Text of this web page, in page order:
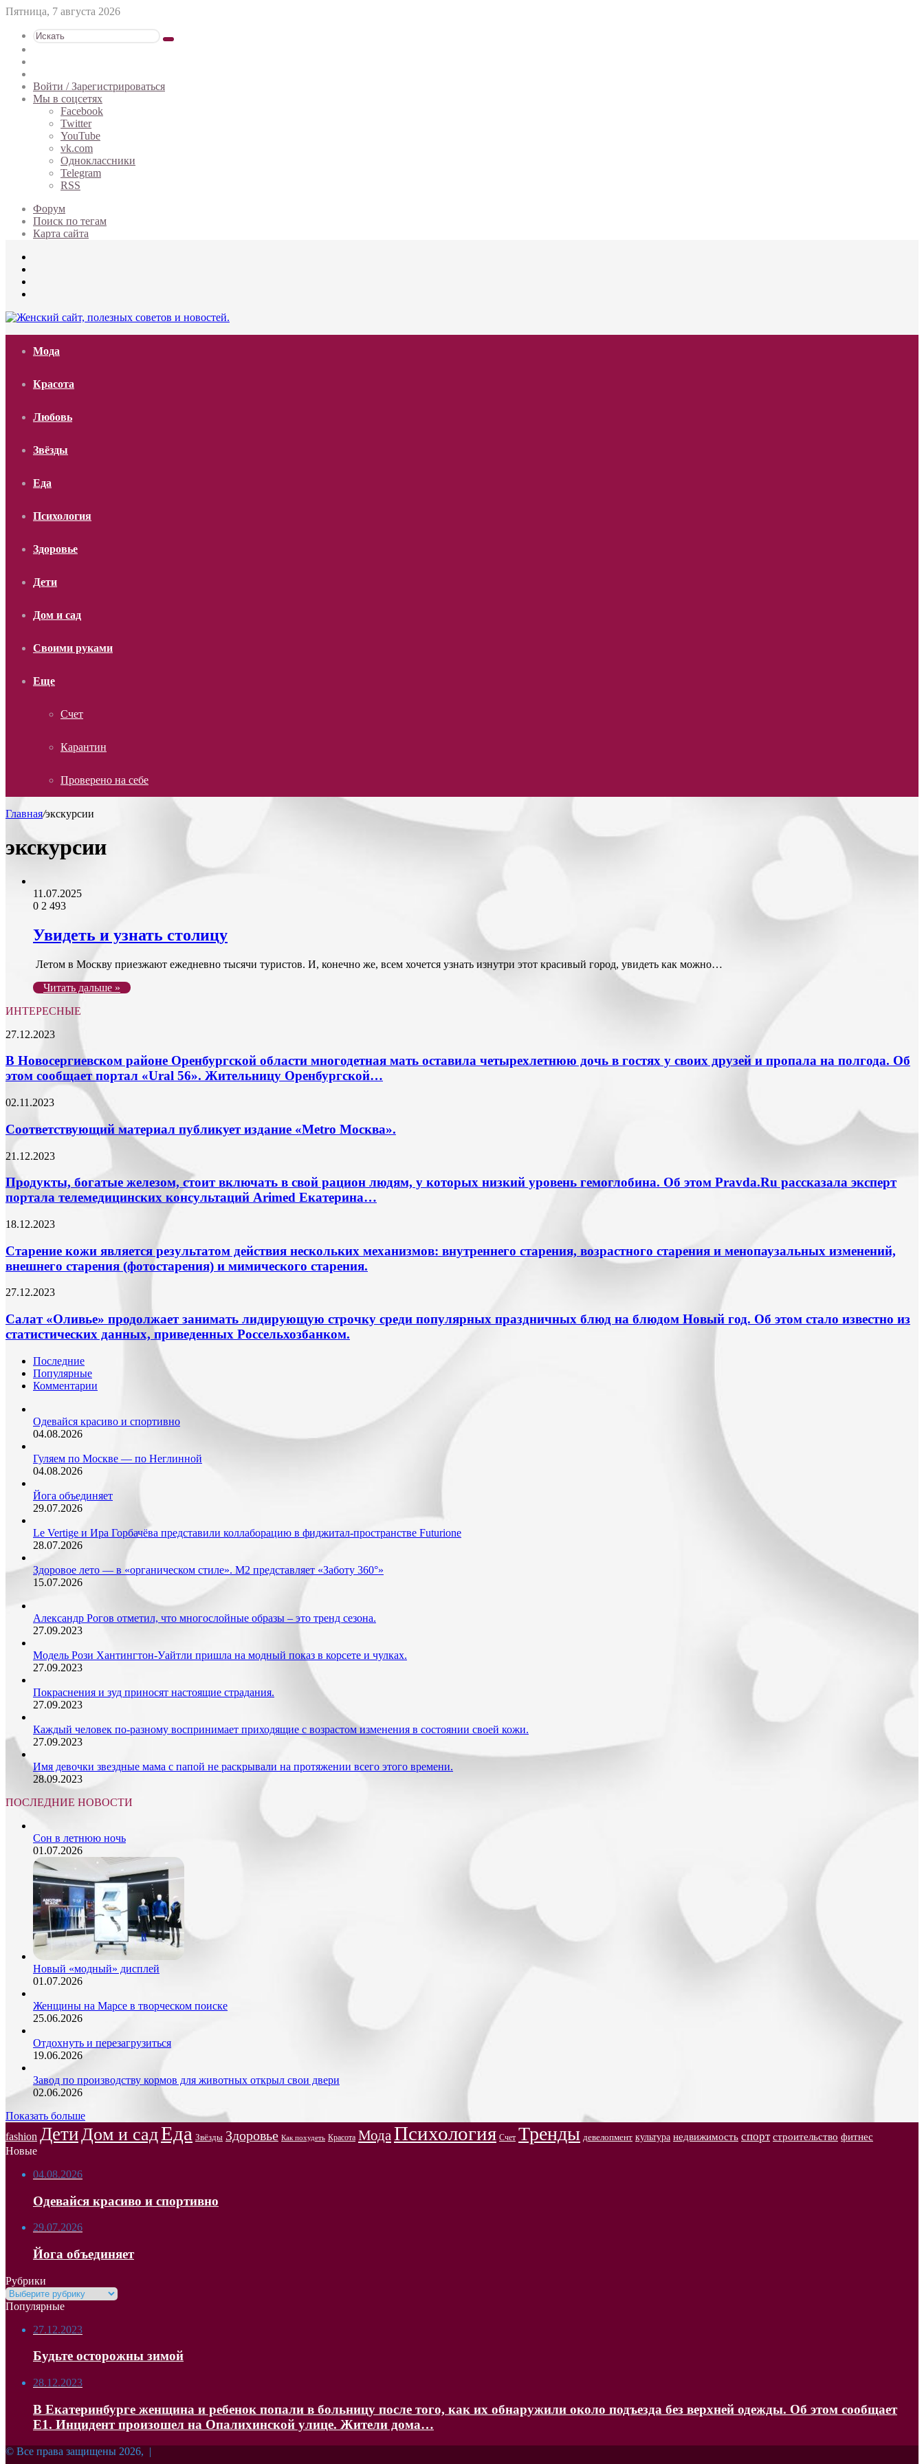
Пятница, 7 августа 2026
Искать
статья
Войти / Зарегистрироваться
Мы в соцсетях
Facebook
Twitter
YouTube
vk.com
Одноклассники
Telegram
RSS
Форум
Поиск по тегам
Карта сайта
Мода
Красота
Любовь
Звёзды
Еда
Психология
Здоровье
Дети
Дом и сад
Своими руками
Еще
Счет
Карантин
Проверено на себе
Главная/экскурсии
экскурсии
11.07.2025
0 2 493
Увидеть и узнать столицу
Летом в Москву приезжают ежедневно тысячи туристов. И, конечно же, всем хочется узнать изнутри этот красивый город, увидеть как можно…
Читать дальше »
ИНТЕРЕСНЫЕ
В
районе
Оренбургской
области
мать
четырехлетнюю
в
гостях
у
своих
друзей
и
пропала
на
полгода.
Об
сообщает
«Ural
56».
Жительницу
Оренбургской…
27.12.2023
В Новосергиевском районе Оренбургской области многодетная мать оставила четырехлетнюю дочь в гостях у своих друзей и пропала на полгода. Об
этом сообщает портал «Ural 56». Жительницу Оренбургской…
Соответствующий
публикует
издание
«Metro
Москва».
02.11.2023
Соответствующий материал публикует издание «Metro Москва».
Продукты,
богатые
железом,
стоит
включать
свой
людям,
у
низкий
гемоглобина.
Об
этом
рассказала
эксперт
портала
консультаций
Arimed
Екатерина…
21.12.2023
Продукты, богатые железом, стоит включать в свой рацион людям, у которых низкий уровень гемоглобина. Об этом Pravda.Ru рассказала эксперт
портала телемедицинских консультаций Arimed Екатерина…
Старение
является
результатом
действия
механизмов:
старения,
возрастного
менопаузальных
изменений,
старения
(фотостарения)
мимического
старения.
18.12.2023
Старение кожи является результатом действия нескольких механизмов: внутреннего старения, возрастного старения и менопаузальных изменений,
внешнего старения (фотостарения) и мимического старения.
Салат
продолжает
занимать
лидирующую
среди
популярных
праздничных
блюдом
Новый
год.
стало
известно
статистических
данных,
приведенных
Россельхозбанком.
27.12.2023
Салат «Оливье» продолжает занимать лидирующую строчку среди популярных праздничных блюд на блюдом Новый год. Об этом стало известно из
статистических данных, приведенных Россельхозбанком.
Последние
Популярные
Комментарии
Одевайся красиво и спортивно
04.08.2026
Гуляем по Москве — по Неглинной
04.08.2026
Йога объединяет
29.07.2026
Le Vertige и Ира Горбачёва представили коллаборацию в фиджитал-пространстве Futurione
28.07.2026
Здоровое лето — в «органическом стиле». М2 представляет «Заботу 360°»
15.07.2026
Александр Рогов отметил, что многослойные образы – это тренд сезона.
27.09.2023
Модель Рози Хантингтон-Уайтли пришла на модный показ в корсете и чулках.
27.09.2023
Покраснения и зуд приносят настоящие страдания.
27.09.2023
Каждый человек по-разному воспринимает приходящие с возрастом изменения в состоянии своей кожи.
27.09.2023
Имя девочки звездные мама с папой не раскрывали на протяжении всего этого времени.
28.09.2023
ПОСЛЕДНИЕ НОВОСТИ
Сон в летнюю ночь
01.07.2026
Новый «модный» дисплей
01.07.2026
Женщины на Марсе в творческом поиске
25.06.2026
Отдохнуть и перезагрузиться
19.06.2026
Завод по производству кормов для животных открыл свои двери
02.06.2026
Показать больше
fashion ДетиДом и садЕда Звёзды Здоровье Как похудеть Красота Мода Психология Счет Тренды девелопмент культура недвижимость спорт строительство фитнес
Новые
04.08.2026
Одевайся красиво и спортивно
29.07.2026
Йога объединяет
Рубрики
Рубрики
Популярные
27.12.2023
Будьте осторожны зимой
28.12.2023
В Екатеринбурге женщина и ребенок попали в больницу после того, как их обнаружили около подъезда без верхней одежды. Об этом сообщает
Е1. Инцидент произошел на Опалихинской улице. Жители дома…
© Все права защищены 2026, |